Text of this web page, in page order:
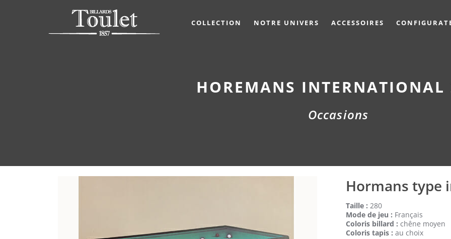
COLLECTION NOTRE UNIVERS ACCESSOIRES
HOREMANS INTERNATIONAL
Occasions
Hormans type
Taille : 280
Mode de jeu : Français
Coloris billard : chêne moyen
Coloris tapis : au choix